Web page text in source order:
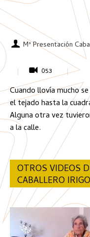
Mª Presentación
053
Cuando llovía mucho
el tejado hasta la
Alguna otra vez
a la calle.
OTROS VIDEOS
CABALLERO